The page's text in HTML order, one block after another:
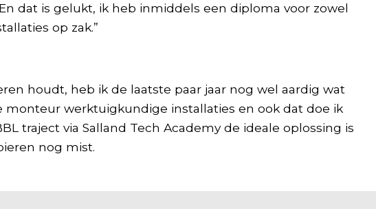
dat is gelukt, ik heb inmiddels een diploma voor zowel
op zak.”
houdt, heb ik de laatste paar jaar nog wel aardig wat
werktuigkundige installaties en ook dat doe ik
traject via Salland Tech Academy de ideale oplossing is
nog mist.